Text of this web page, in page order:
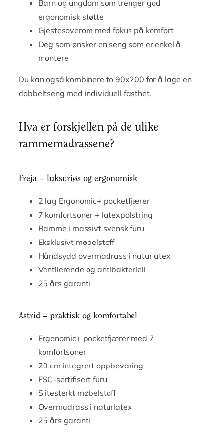
Barn og ungdom som trenger god
ergonomisk støtte
Gjestesoverom med fokus på komfort
Deg som ønsker en seng som er enkel å
montere
Du kan også kombinere to 90x200 for å lage en
dobbeltseng med individuell fasthet.
Hva er forskjellen på de ulike
rammemadrassene?
Freja – luksuriøs og ergonomisk
2 lag Ergonomic+ pocketfjærer
7 komfortsoner + latexpolstring
Ramme i massivt svensk furu
Eksklusivt møbelstoff
Håndsydd overmadrass i naturlatex
Ventilerende og antibakteriell
25 års garanti
Astrid – praktisk og komfortabel
Ergonomic+ pocketfjærer med 7
komfortsoner
20 cm integrert oppbevaring
FSC-sertifisert furu
Slitesterkt møbelstoff
Overmadrass i naturlatex
25 års garanti